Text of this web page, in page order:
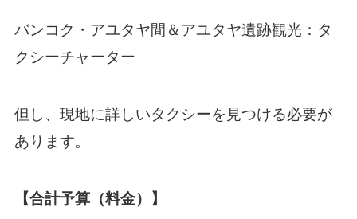
バンコク・アユタヤ間＆アユタヤ遺跡観光：タ
クシーチャーター
但し、現地に詳しいタクシーを見つける必要が
あります。
【合計予算（料金）】